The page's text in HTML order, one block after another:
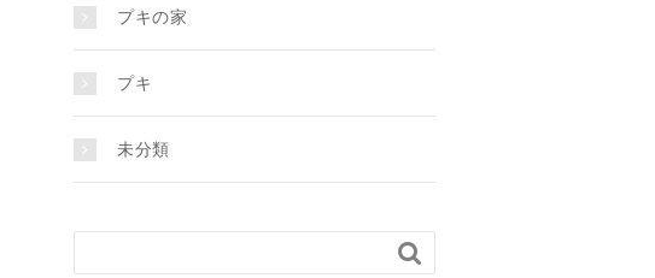
プキの家
プキ
未分類
